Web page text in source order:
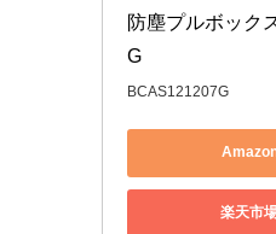
防塵プルボック
G
BCAS121207G
楽天市